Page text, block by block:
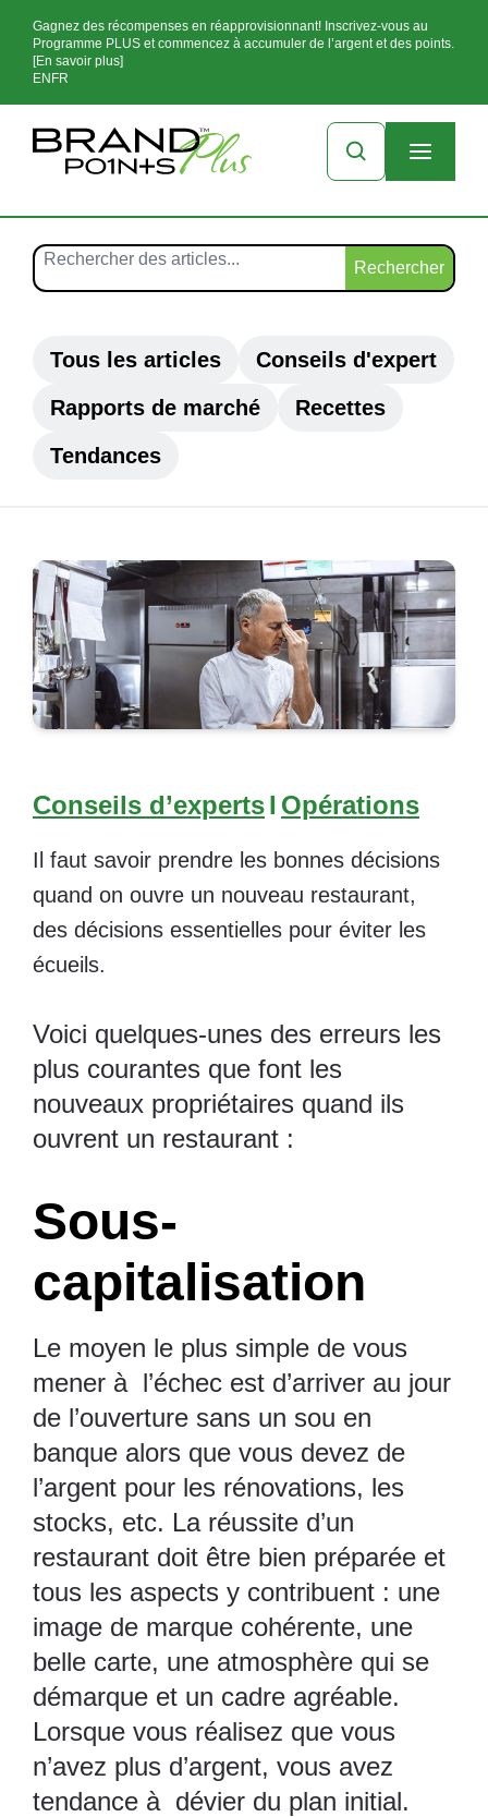
Gagnez des récompenses en réapprovisionnant! Inscrivez-vous au
Programme PLUS et commencez à accumuler de l’argent et des points.
[En savoir plus]
EN FR
Rechercher
Tous les articles
Conseils d'expert
Rapports de marché
Recettes
Tendances
Conseils d’expertsI Opérations
Il faut savoir prendre les bonnes décisions
quand on ouvre un nouveau restaurant,
des décisions essentielles pour éviter les
écueils.
Voici quelques-unes des erreurs les
plus courantes que font les
nouveaux propriétaires quand ils
ouvrent un restaurant :
Sous-
capitalisation
Le moyen le plus simple de vous
mener à l’échec est d’arriver au jour
de l’ouverture sans un sou en
banque alors que vous devez de
l’argent pour les rénovations, les
stocks, etc. La réussite d’un
restaurant doit être bien préparée et
tous les aspects y contribuent : une
image de marque cohérente, une
belle carte, une atmosphère qui se
démarque et un cadre agréable.
Lorsque vous réalisez que vous
n’avez plus d’argent, vous avez
tendance à dévier du plan initial.